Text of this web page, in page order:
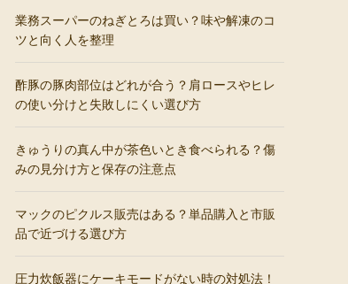
業務スーパーのねぎとろは買い？味や解凍のコ
ツと向く人を整理
酢豚の豚肉部位はどれが合う？肩ロースやヒレ
の使い分けと失敗しにくい選び方
きゅうりの真ん中が茶色いとき食べられる？傷
みの見分け方と保存の注意点
マックのピクルス販売はある？単品購入と市販
品で近づける選び方
圧力炊飯器にケーキモードがない時の対処法！